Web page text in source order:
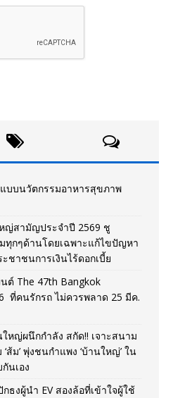
บบนวัตกรรมอาหารสุขภาพ
ญ่สามัญประจำปี 2569 ชู
กๆด้านโดยเฉพาะแก้ไขปัญหา
ชาชนการเงินไร้ดอกเบี้ย
ต์ The 47th Bangkok
ที่คนรักรถ ไม่ควรพลาด 25 มีค.
หญ่ผนึกกำลัง สกัด!! เจาะสนาม
ส้ม’ พุ่งชนกำแพง ‘บ้านใหญ่’ ใน
นเอง
ธงผู้นำ EV สองล้อที่เข้าใจผู้ใช้